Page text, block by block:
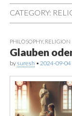
CATEGORY:
PHILOSOPHY, RELIGION
Glauben
by suresh • 2024-09-04